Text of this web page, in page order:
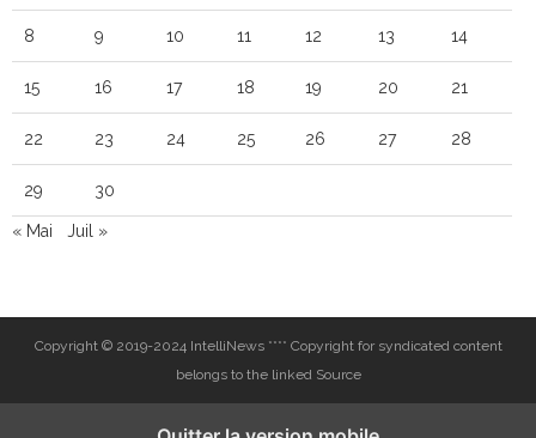
8 9 10 11 12 13 14
15 16 17 18 19 20 21
22 23 24 25 26 27 28
29 30
« Mai Juil »
Copyright © 2019-2024 IntelliNews **** Copyright for syndicated content
belongs to the linked Source